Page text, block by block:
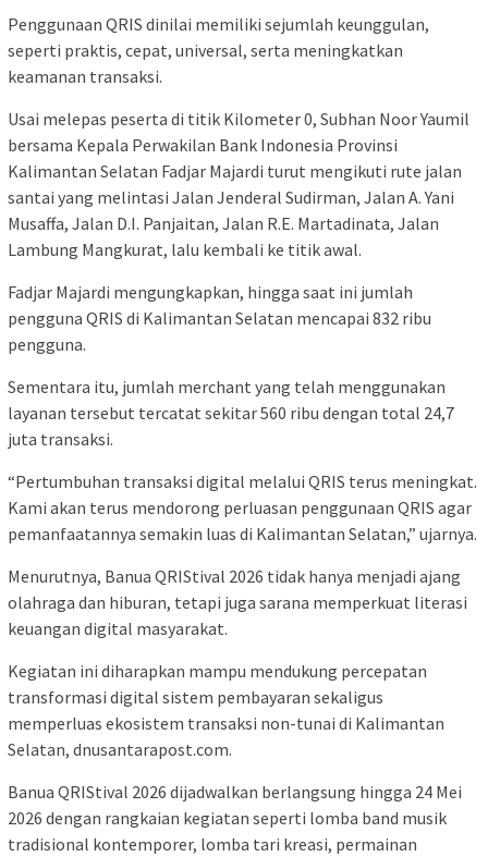
Penggunaan QRIS dinilai memiliki sejumlah keunggulan,
seperti praktis, cepat, universal, serta meningkatkan
keamanan transaksi.
Usai melepas peserta di titik Kilometer 0, Subhan Noor Yaumil
bersama Kepala Perwakilan Bank Indonesia Provinsi
Kalimantan Selatan Fadjar Majardi turut mengikuti rute jalan
santai yang melintasi Jalan Jenderal Sudirman, Jalan A. Yani
Musaffa, Jalan D.I. Panjaitan, Jalan R.E. Martadinata, Jalan
Lambung Mangkurat, lalu kembali ke titik awal.
Fadjar Majardi mengungkapkan, hingga saat ini jumlah
pengguna QRIS di Kalimantan Selatan mencapai 832 ribu
pengguna.
Sementara itu, jumlah merchant yang telah menggunakan
layanan tersebut tercatat sekitar 560 ribu dengan total 24,7
juta transaksi.
“Pertumbuhan transaksi digital melalui QRIS terus meningkat.
Kami akan terus mendorong perluasan penggunaan QRIS agar
pemanfaatannya semakin luas di Kalimantan Selatan,” ujarnya.
Menurutnya, Banua QRIStival 2026 tidak hanya menjadi ajang
olahraga dan hiburan, tetapi juga sarana memperkuat literasi
keuangan digital masyarakat.
Kegiatan ini diharapkan mampu mendukung percepatan
transformasi digital sistem pembayaran sekaligus
memperluas ekosistem transaksi non-tunai di Kalimantan
Selatan, dnusantarapost.com.
Banua QRIStival 2026 dijadwalkan berlangsung hingga 24 Mei
2026 dengan rangkaian kegiatan seperti lomba band musik
tradisional kontemporer, lomba tari kreasi, permainan